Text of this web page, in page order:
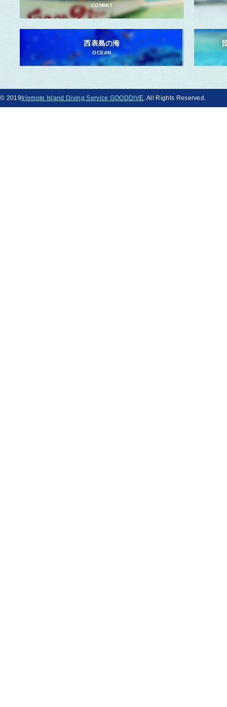
COMMIT
西表島の海
OCEAN
© 2019Iriomote Island Diving Service GOODDIVE . All Rights Reserved.